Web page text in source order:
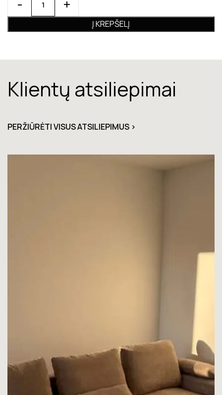
Į KREPŠELĮ
Klientų atsiliepimai
PERŽIŪRĖTI VISUS ATSILIEPIMUS >